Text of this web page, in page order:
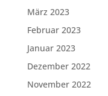
März 2023
Februar 2023
Januar 2023
Dezember 2022
November 2022